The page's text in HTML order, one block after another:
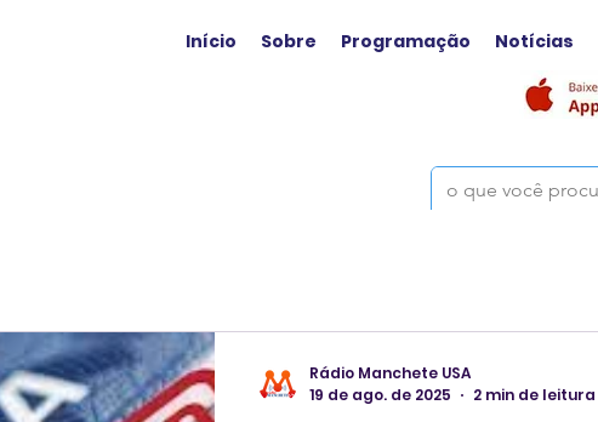
Início Sobre Programação Notícias
Rádio Manchete USA
19 de ago. de 2025
2 min de leitura